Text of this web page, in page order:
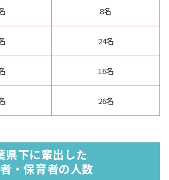
8名
24名
16名
26名
県下に輩出した
・保育者の人数